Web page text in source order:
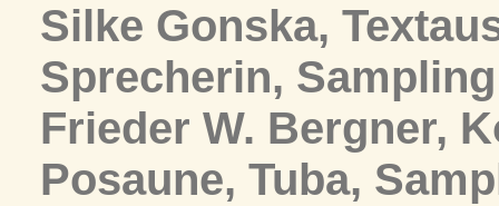
Silke Gonska,
Sprecherin, Sampling
Frieder W. Bergner,
Posaune, Tuba,